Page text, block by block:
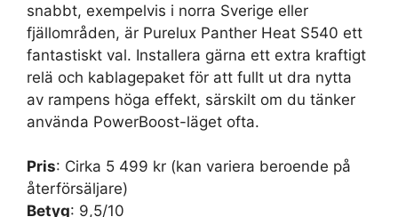
snabbt, exempelvis i norra Sverige eller
fjällområden, är Purelux Panther Heat S540 ett
fantastiskt val. Installera gärna ett extra kraftigt
relä och kablagepaket för att fullt ut dra nytta
av rampens höga effekt, särskilt om du tänker
använda PowerBoost-läget ofta.
Pris: Cirka 5 499 kr (kan variera beroende på
återförsäljare)
Betyg: 9,5/10